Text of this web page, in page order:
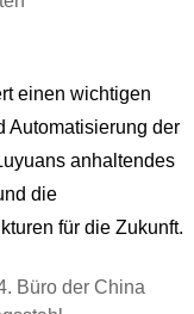
einen wichtigen
Automatisierung der
anhaltendes
die
für die Zukunft.